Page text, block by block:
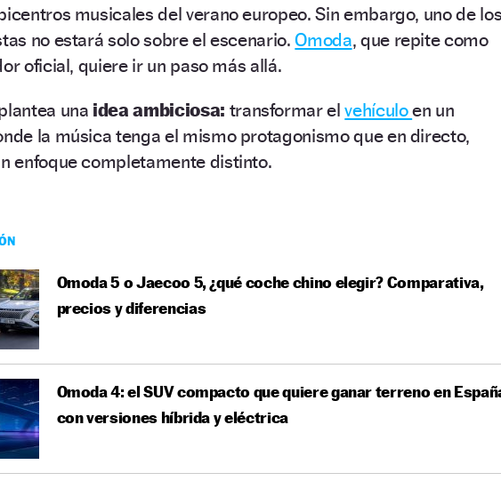
musicales del verano europeo. Sin embargo, uno de
no estará solo sobre el escenario.Omoda, que repite como
oficial, quiere ir un paso más allá.
una idea ambiciosa: transformar elvehículoen un
la música tenga el mismo protagonismo que en directo,
enfoque completamente distinto.
Omoda 5 o Jaecoo 5, ¿qué coche chino elegir? Comparativa,
precios y diferencias
Omoda 4: el SUV compacto que quiere ganar terreno en
con versiones híbrida y eléctrica